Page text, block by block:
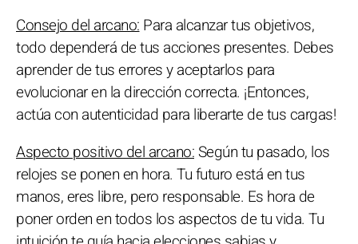
Consejo del arcano: Para alcanzar tus objetivos,
todo dependerá de tus acciones presentes. Debes
aprender de tus errores y aceptarlos para
evolucionar en la dirección correcta. ¡Entonces,
actúa con autenticidad para liberarte de tus cargas!
Aspecto positivo del arcano:Según tu pasado, los
relojes se ponen en hora. Tu futuro está en tus
manos, eres libre, pero responsable. Es hora de
poner orden en todos los aspectos de tu vida. Tu